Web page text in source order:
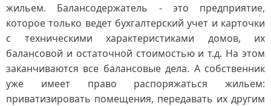
жильем. Балансодержатель - это предприятие,
которое только ведет бухгалтерский учет и карточки
с техническими характеристиками домов, их
балансовой и остаточной стоимостью и т.д. На этом
заканчиваются все балансовые дела. А собственник
уже имеет право распоряжаться жильем:
приватизировать помещения, передавать их другим